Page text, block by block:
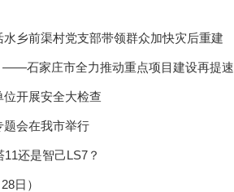
乡前渠村党支部带领群众加快灾后重建
——石家庄市全力推动重点项目建设再提速
开展安全大检查
会在我市举行
还是智己LS7？
日）